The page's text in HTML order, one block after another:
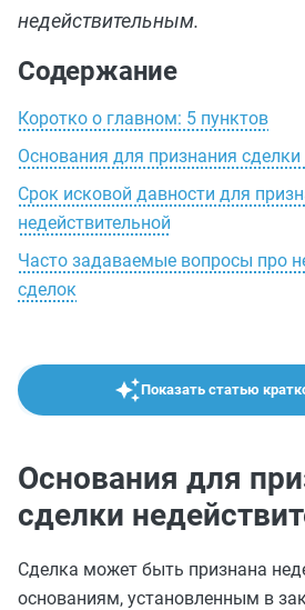
недействительным.
Содержание
Коротко о главном: 5 пунктов
Основания для признания сделки
Срок исковой давности для
недействительной
Часто задаваемые вопросы про
сделок
Показать статью
Основания для
сделки
Сделка может быть признана
основаниям, установленным в